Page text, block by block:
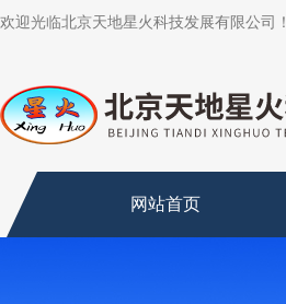
欢迎光临北京天地星火科技发展有限公司！
网站首页